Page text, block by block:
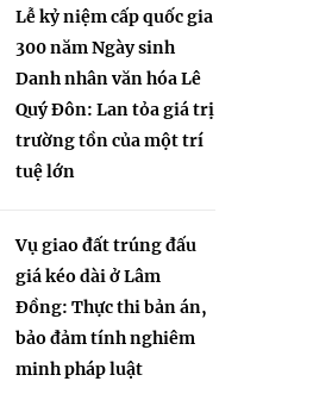
Lễ kỷ niệm cấp quốc gia
300 năm Ngày sinh
Danh nhân văn hóa Lê
Quý Đôn: Lan tỏa giá trị
trường tồn của một trí
tuệ lớn
Vụ giao đất trúng đấu
giá kéo dài ở Lâm
Đồng: Thực thi bản án,
bảo đảm tính nghiêm
minh pháp luật